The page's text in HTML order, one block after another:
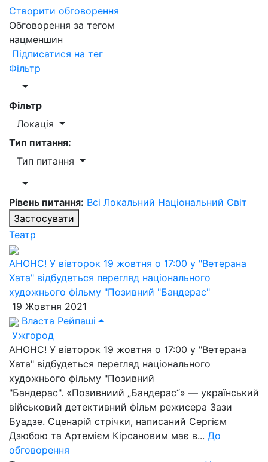
Створити обговорення
Обговорення за тегом
нацменшин
Підписатися на тег
Фільтр
Фільтр
Локація
Тип питання:
Тип питання
Рівень питання: Всі Локальний Національний Світ
Застосувати
Театр
АНОНС! У вівторок 19 жовтня о 17:00 у "Ветерана
Хата" відбудеться перегляд національного
художнього фільму "Позивний "Бандерас"
19 Жовтня 2021
Власта Рейпаші
Ужгород
АНОНС! У вівторок 19 жовтня о 17:00 у "Ветерана
Хата" відбудеться перегляд національного
художнього фільму "Позивний
"Бандерас". «Позивниий „Бандерас“» — український
військовий детективний фільм режисера Зази
Буадзе. Сценарій стрічки, написаний Сергієм
Дзюбою та Артемієм Кірсановим має в... До
обговорення